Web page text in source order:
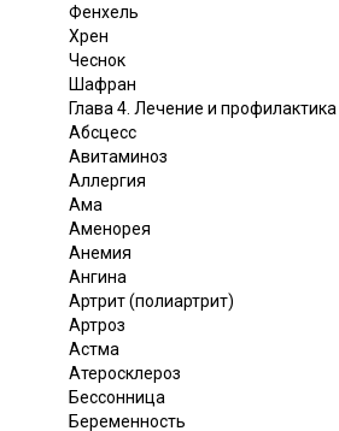
Фенхель
Хрен
Чеснок
Шафран
Глава 4. Лечение и
Абсцесс
Авитаминоз
Аллергия
Ама
Аменорея
Анемия
Ангина
Артрит (полиартрит)
Артроз
Астма
Атеросклероз
Бессонница
Беременность